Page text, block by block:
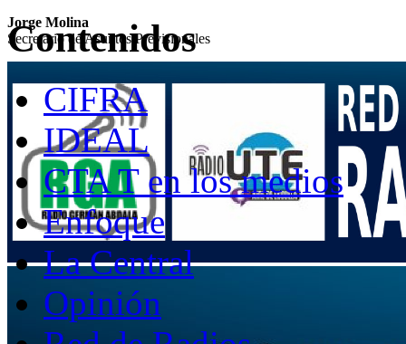
Jorge Molina
Secretario de Asuntos Previsionales
Contenidos
CIFRA
IDEAL
CTA T en los medios
Enfoque
La Central
Opinión